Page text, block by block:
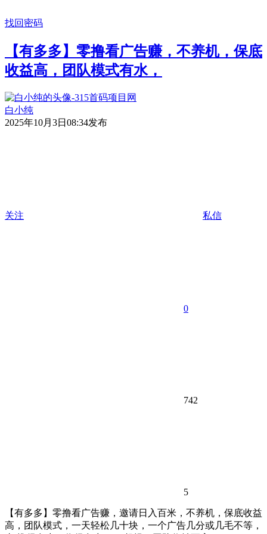
找回密码
【有多多】零撸看广告赚，不养机，保底
收益高，团队模式有水，
白小纯
2025年10月3日08:34发布
关注 私信
0
742
5
【有多多】零撸看广告赚，邀请日入百米，不养机，保底收益
高，团队模式，一天轻松几十块，一个广告几分或几毛不等，